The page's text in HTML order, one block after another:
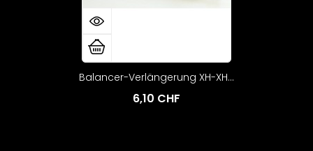
Balancer-Verlängerung XH-XH...
6,10 CHF